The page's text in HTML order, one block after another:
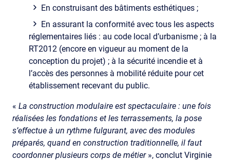
En construisant des bâtiments esthétiques ;
En assurant la conformité avec tous les aspects
réglementaires liés : au code local d’urbanisme ; à la
RT2012 (encore en vigueur au moment de la
conception du projet) ; à la sécurité incendie et à
l’accès des personnes à mobilité réduite pour cet
établissement recevant du public.
« La construction modulaire est spectaculaire : une fois
réalisées les fondations et les terrassements, la pose
s’effectue à un rythme fulgurant, avec des modules
préparés, quand en construction traditionnelle, il faut
coordonner plusieurs corps de métier », conclut Virginie